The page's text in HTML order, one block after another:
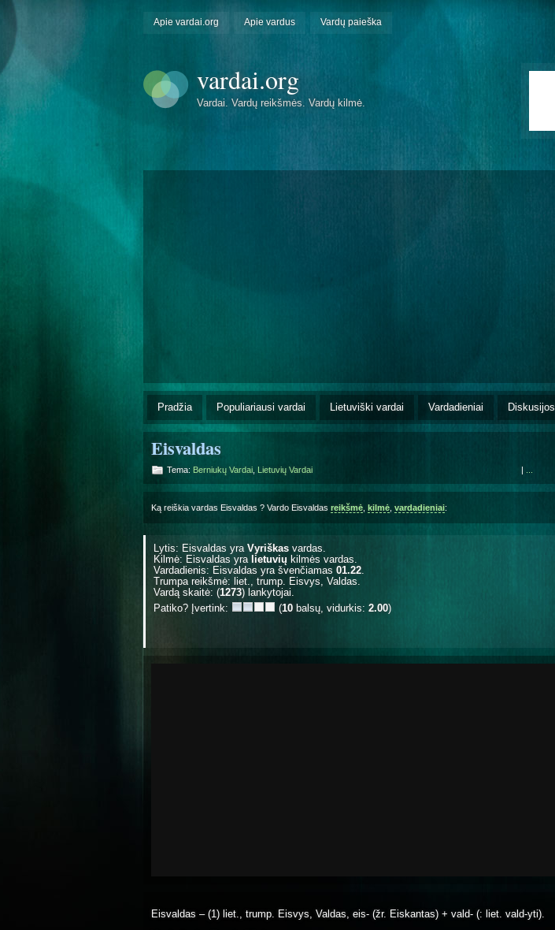
Apie vardai.org Apie vardus Vardų paieška
vardai.org
Vardai. Vardų reikšmės. Vardų kilmė.
Pradžia Populiariausi vardai Lietuviški vardai Vardadieniai Diskusijos
Eisvaldas
Tema: Berniukų Vardai Lietuvių Vardai |
Ką reiškia vardas Eisvaldas ? Vardo Eisvaldas reikšmė kilmė vardadieniai:
Lytis: Eisvaldas yra Vyriškas vardas.
Kilmė: Eisvaldas yra lietuvių kilmės vardas.
Vardadienis: Eisvaldas yra švenčiamas 01.22
Trumpa reikšmė: liet., trump. Eisvys, Valdas.
Vardą skaitė: (1273) lankytojai.
Patiko? Įvertink:
(10 balsų, vidurkis: 2.00)
Eisvaldas – (1) liet., trump. Eisvys, Valdas, eis- (žr. Eiskantas) + vald- (: liet. vald-yti).